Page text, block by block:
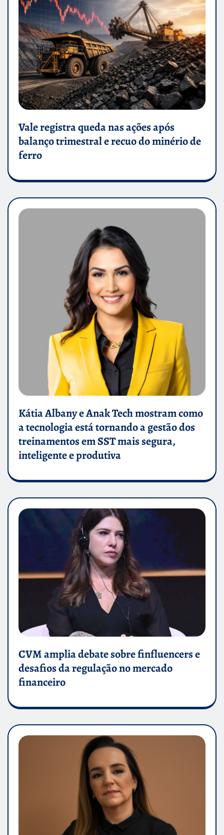
Vale registra queda nas ações após
balanço trimestral e recuo do minério de
ferro
Kátia Albany e Anak Tech mostram como
a tecnologia está tornando a gestão dos
treinamentos em SST mais segura,
inteligente e produtiva
CVM amplia debate sobre finfluencers e
desafios da regulação no mercado
financeiro